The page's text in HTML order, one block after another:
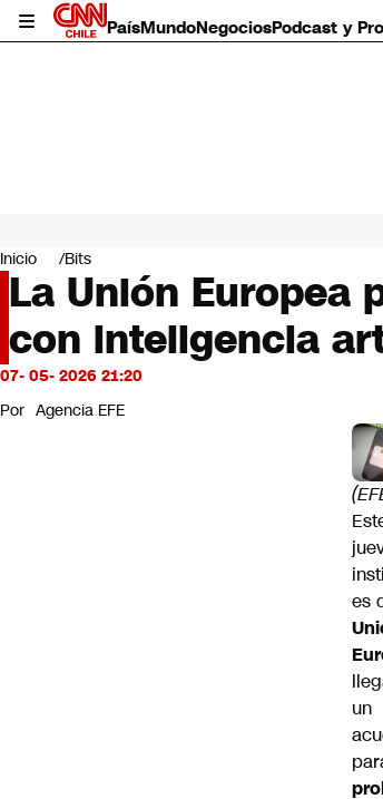
PaísMundoNegociosPodcast y
Mundo
Negocios
Deportes
Programas completos
Cultura
Servicios
Bits
CNN Data
Inicio Bits
La Unión Europea
con inteligencia
07- 05- 2026 21:20
Por Agencia EFE
es
un